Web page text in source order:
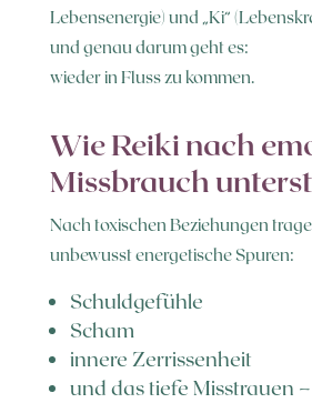
Lebensenergie) und „Ki“
und genau darum geht es:
wieder in Fluss zu kommen.
Wie Reiki nach
Missbrauch
Nach toxischen Beziehungen
unbewusst energetische Spuren:
Schuldgefühle
Scham
innere Zerrissenheit
und das tiefe Misstrauen